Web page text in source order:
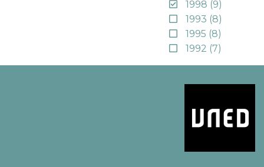
1998 (9)
1993 (8)
1995 (8)
1992 (7)